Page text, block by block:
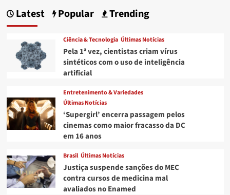
Latest Popular Trending
Ciência & Tecnologia Últimas Notícias
Pela 1ª vez, cientistas criam vírus
sintéticos com o uso de inteligência
artificial
Entretenimento & Variedades
Últimas Notícias
‘Supergirl’ encerra passagem pelos
cinemas como maior fracasso da DC
em 16 anos
Brasil Últimas Notícias
Justiça suspende sanções do MEC
contra cursos de medicina mal
avaliados no Enamed